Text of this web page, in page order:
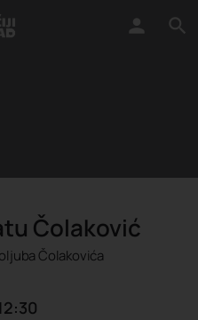
Čolaković
Čolakovića